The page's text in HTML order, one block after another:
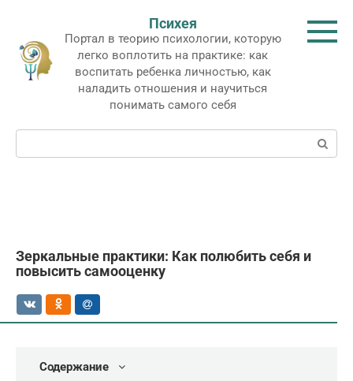
контенту
Психея
Портал в теорию психологии, которую
легко воплотить на практике: как
воспитать ребенка личностью, как
наладить отношения и научиться
понимать самого себя
Поиск:
Зеркальные практики: Как полюбить себя и
повысить самооценку
Содержание